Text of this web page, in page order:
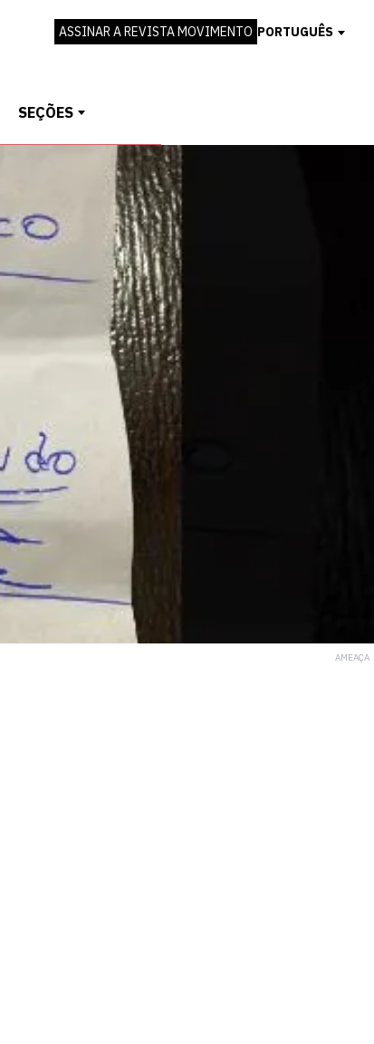
ASSINAR A REVISTA MOVIMENTO PORTUGUÊS
SEÇÕES
AMEAÇA